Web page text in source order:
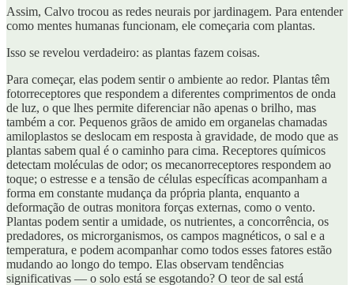
Assim, Calvo trocou as redes neurais por jardinagem. Para entender
como mentes humanas funcionam, ele começaria com plantas.
Isso se revelou verdadeiro: as plantas fazem coisas.
Para começar, elas podem sentir o ambiente ao redor. Plantas têm
fotorreceptores que respondem a diferentes comprimentos de onda
de luz, o que lhes permite diferenciar não apenas o brilho, mas
também a cor. Pequenos grãos de amido em organelas chamadas
amiloplastos se deslocam em resposta à gravidade, de modo que as
plantas sabem qual é o caminho para cima. Receptores químicos
detectam moléculas de odor; os mecanorreceptores respondem ao
toque; o estresse e a tensão de células específicas acompanham a
forma em constante mudança da própria planta, enquanto a
deformação de outras monitora forças externas, como o vento.
Plantas podem sentir a umidade, os nutrientes, a concorrência, os
predadores, os microrganismos, os campos magnéticos, o sal e a
temperatura, e podem acompanhar como todos esses fatores estão
mudando ao longo do tempo. Elas observam tendências
significativas — o solo está se esgotando? O teor de sal está